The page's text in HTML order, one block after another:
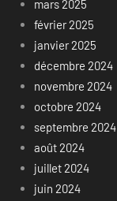
mars 2025
février 2025
janvier 2025
décembre 2024
novembre 2024
octobre 2024
septembre 2024
août 2024
juillet 2024
juin 2024